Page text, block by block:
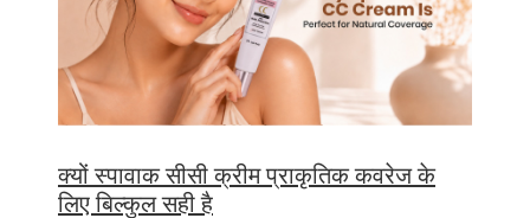
क्यों स्पावाक सीसी क्रीम प्राकृतिक कवरेज के
लिए बिल्कुल सही है